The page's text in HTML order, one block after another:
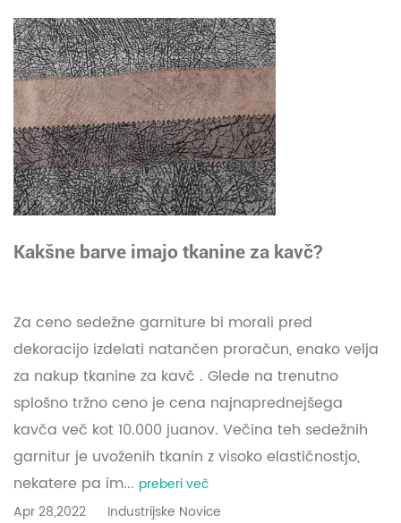
Kakšne barve imajo tkanine za kavč?
Za ceno sedežne garniture bi morali pred
dekoracijo izdelati natančen proračun, enako velja
za nakup tkanine za kavč . Glede na trenutno
splošno tržno ceno je cena najnaprednejšega
kavča več kot 10.000 juanov. Večina teh sedežnih
garnitur je uvoženih tkanin z visoko elastičnostjo,
nekatere pa im... preberi več
Apr 28,2022
Industrijske Novice